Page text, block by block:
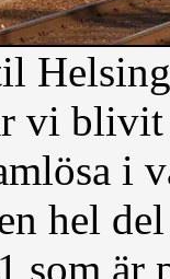
vi
i
hel
som är